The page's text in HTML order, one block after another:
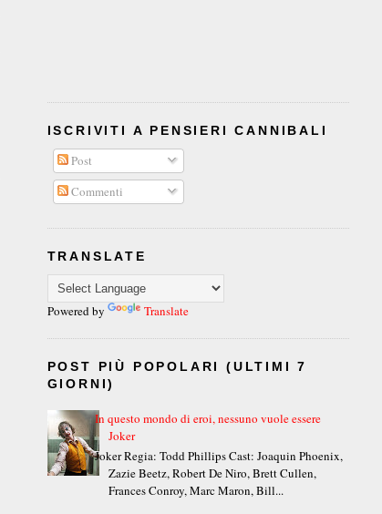
ISCRIVITI A PENSIERI CANNIBALI
Post
Commenti
TRANSLATE
Powered by Translate
POST PIÙ POPOLARI (ULTIMI 7
GIORNI)
In questo mondo di eroi, nessuno vuole essere
Joker
Joker Regia: Todd Phillips Cast: Joaquin Phoenix,
Zazie Beetz, Robert De Niro, Brett Cullen,
Frances Conroy, Marc Maron, Bill...